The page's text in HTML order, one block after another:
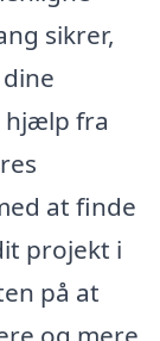
sikrer,
hjælp fra
at finde
projekt i
på at